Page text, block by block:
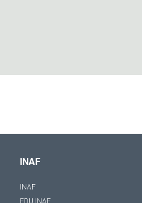
INAF
INAF
EDU INAF